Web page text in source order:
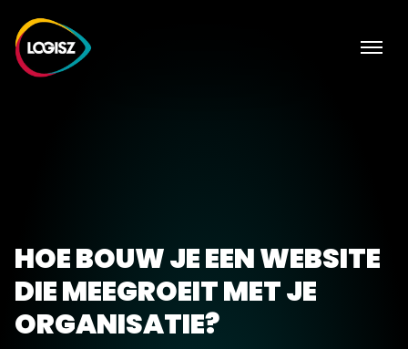
HOE BOUW JE EEN WEBSITE
DIE MEEGROEIT MET JE
ORGANISATIE?